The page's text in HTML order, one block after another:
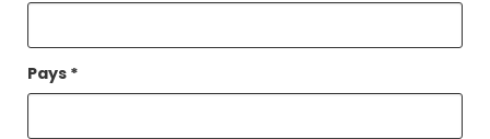
Pays *